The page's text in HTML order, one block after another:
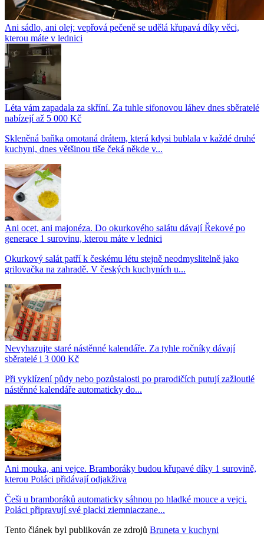
Ani sádlo, ani olej: vepřová pečeně se udělá křupavá díky věci,
kterou máte v lednici
Léta vám zapadala za skříní. Za tuhle sifonovou láhev dnes sběratelé
nabízejí až 5 000 Kč
Skleněná baňka omotaná drátem, která kdysi bublala v každé druhé
kuchyni, dnes většinou tiše čeká někde v...
Ani ocet, ani majonéza. Do okurkového salátu dávají Řekové po
generace 1 surovinu, kterou máte v lednici
Okurkový salát patří k českému létu stejně neodmyslitelně jako
grilovačka na zahradě. V českých kuchyních u...
Nevyhazujte staré nástěnné kalendáře. Za tyhle ročníky dávají
sběratelé i 3 000 Kč
Při vyklízení půdy nebo pozůstalosti po prarodičích putují zažloutlé
nástěnné kalendáře automaticky do...
Ani mouka, ani vejce. Bramboráky budou křupavé díky 1 surovině,
kterou Poláci přidávají odjakživa
Češi u bramboráků automaticky sáhnou po hladké mouce a vejci.
Poláci připravují své placki ziemniaczane...
Tento článek byl publikován ze zdrojů Bruneta v kuchyni